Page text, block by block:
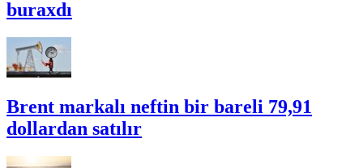
buraxdı
Brent markalı neftin bir bareli 79,91
dollardan satılır